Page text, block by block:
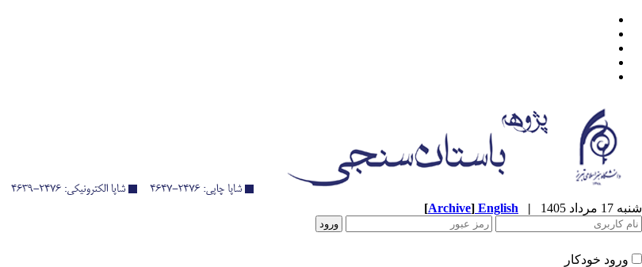
شنبه 17 مرداد 1405 |
English
[Archive]
ورود خودکار